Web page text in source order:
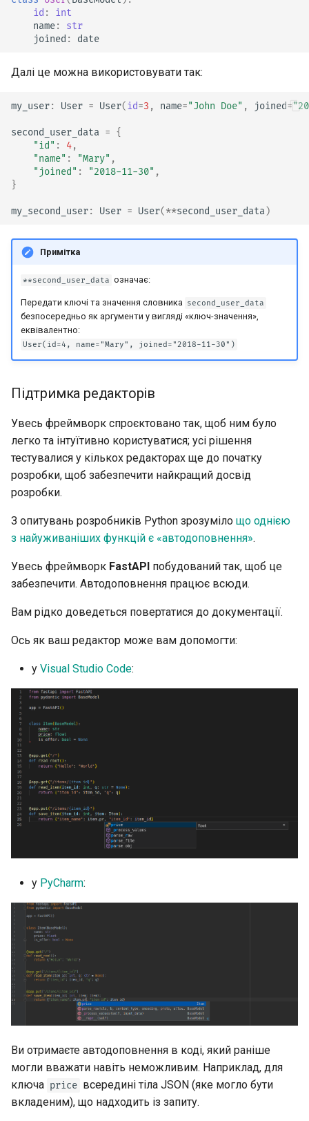
id :
int
name:
str
joined : date
Далі це можна використовувати так:
my_user: User = User(id=3 , name="John Doe" , joined=
second_user_data = {
"id" : 4,
"name" : "Mary" ,
"joined" : "2018-11-30" ,
}
my_second_user: User = User(**second_user_data )
Примітка
**second_user_data означає:
Передати ключі та значення словника second_user_data
безпосередньо як аргументи у вигляді «ключ-значення»,
еквівалентно:
User(id=4, name="Mary", joined="2018-11-30")
Підтримка редакторів
Увесь фреймворк спроєктовано так, щоб ним було
легко та інтуїтивно користуватися; усі рішення
тестувалися у кількох редакторах ще до початку
розробки, щоб забезпечити найкращий досвід
розробки.
З опитувань розробників Python зрозуміло що однією
з найуживаніших функцій є «автодоповнення».
Увесь фреймворк FastAPI побудований так, щоб це
забезпечити. Автодоповнення працює всюди.
Вам рідко доведеться повертатися до документації.
Ось як ваш редактор може вам допомогти:
у Visual Studio Code:
у PyCharm:
Ви отримаєте автодоповнення в коді, який раніше
могли вважати навіть неможливим. Наприклад, для
ключа price всередині тіла JSON (яке могло бути
вкладеним), що надходить із запиту.